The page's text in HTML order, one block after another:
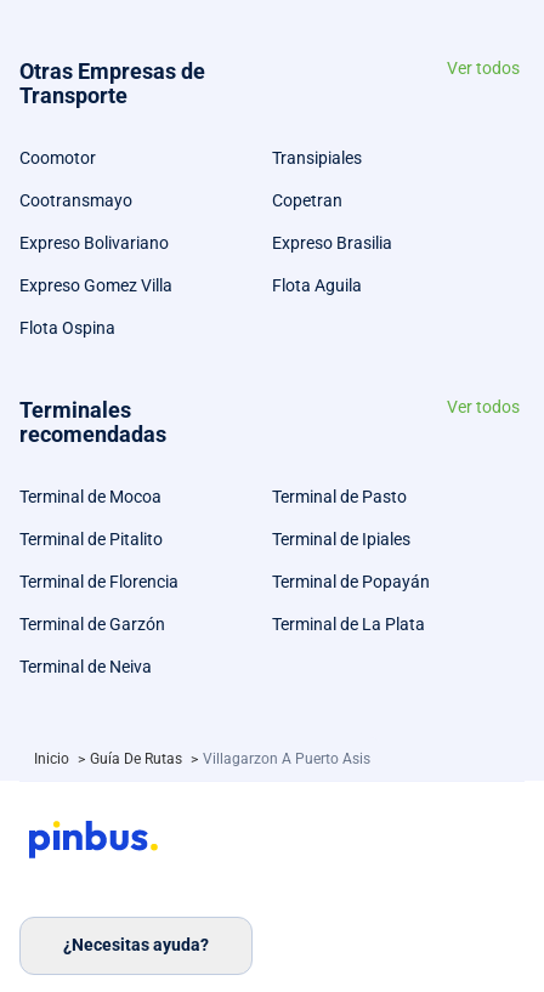
Otras Empresas de
Transporte
Ver todos
Coomotor Transipiales
Cootransmayo Copetran
Expreso Bolivariano Expreso Brasilia
Expreso Gomez Villa Flota Aguila
Flota Ospina
Terminales
recomendadas
Ver todos
Terminal de Mocoa Terminal de Pasto
Terminal de Pitalito Terminal de Ipiales
Terminal de Florencia Terminal de Popayán
Terminal de Garzón Terminal de La Plata
Terminal de Neiva
Inicio > Guía De Rutas > Villagarzon A Puerto Asis
¿Necesitas ayuda?